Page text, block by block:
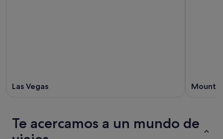
Las Vegas Mount
Te acercamos a un mundo de